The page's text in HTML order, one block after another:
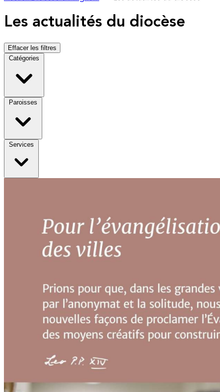
Les actualités du diocèse
Effacer les filtres
Catégories
Paroisses
Services